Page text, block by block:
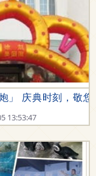
深情
」 庆典时刻，敬
13:53:47